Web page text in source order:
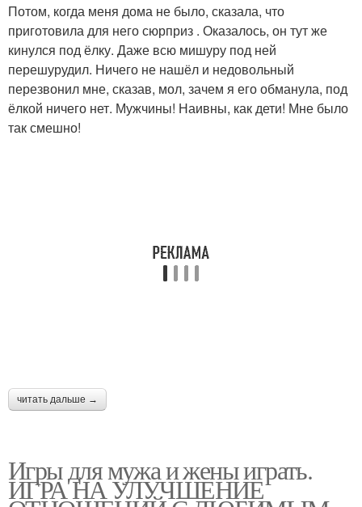
Потом, когда меня дома не было, сказала, что
приготовила для него сюрприз . Оказалось, он тут же
кинулся под ёлку. Даже всю мишуру под ней
перешурудил. Ничего не нашёл и недовольный
перезвонил мне, сказав, мол, зачем я его обманула, под
ёлкой ничего нет. Мужчины! Наивны, как дети! Мне было
так смешно!
читать дальше →
Игры для мужа и жены играть.
ИГРА НА УЛУЧШЕНИЕ